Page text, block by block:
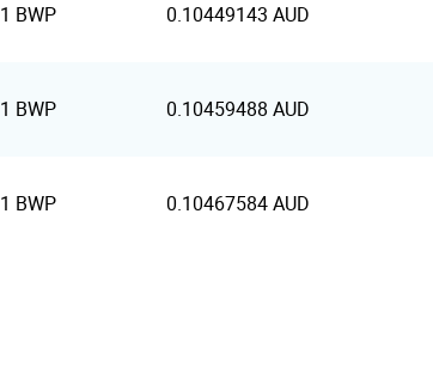
1 BWP 0.10449143 AUD
1 BWP 0.10459488 AUD
1 BWP 0.10467584 AUD